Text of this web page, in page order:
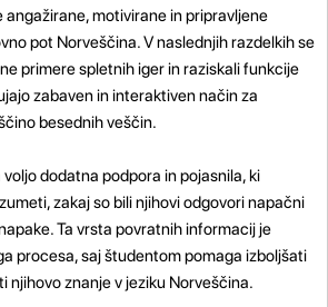
motivirane in pripravljene
pot Norveščina. V naslednjih razdelkih se
primere spletnih iger in raziskali funkcije
zabaven in interaktiven način za
besednih veščin.
dodatna podpora in pojasnila, ki
zakaj so bili njihovi odgovori napačni
Ta vrsta povratnih informacij je
procesa, saj študentom pomaga izboljšati
njihovo znanje v jeziku Norveščina.